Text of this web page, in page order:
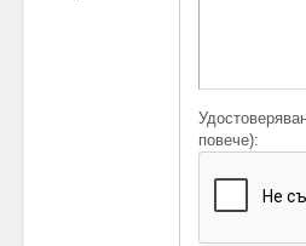
повече):